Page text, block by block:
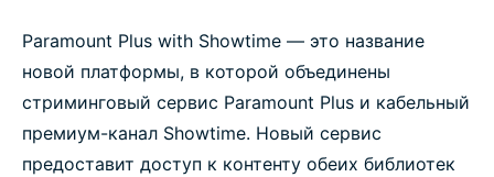
Paramount Plus with Showtime — это название
новой платформы, в которой объединены
стриминговый сервис Paramount Plus и кабельный
премиум-канал Showtime. Новый сервис
предоставит доступ к контенту обеих библиотек